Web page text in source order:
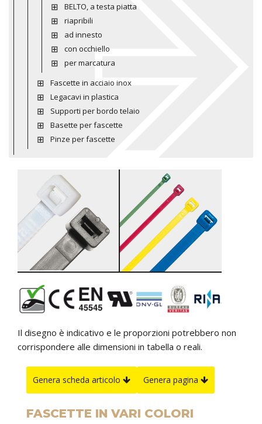
BELTO, a testa piatta
riapribili
ad innesto
con occhiello
per marcatura
Fascette in acciaio inox
Legacavi in plastica
Supporti per bordo telaio
Basette per fascette
Pinze per fascette
Il disegno è indicativo e le proporzioni potrebbero non
corrispondere alle dimensioni in tabella o reali.
Genera scheda articolo Genera pagina
FASCETTE IN VARI COLORI